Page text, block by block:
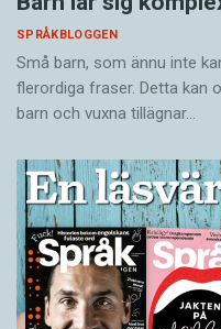
SPRÅKBLOGGEN
Små barn, som ännu inte
flerordiga fraser. Detta kan
barn och vuxna tillägnar…